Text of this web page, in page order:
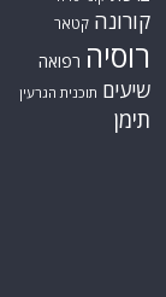
קורונה קטאר
רוסיה רפואה
שיעים תוכנית הגרעין
תימן